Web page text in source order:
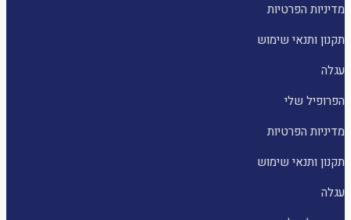
מדיניות הפרטיות
תקנון ותנאי שימוש
עגלה
הפרופיל שלי
מדיניות הפרטיות
תקנון ותנאי שימוש
עגלה